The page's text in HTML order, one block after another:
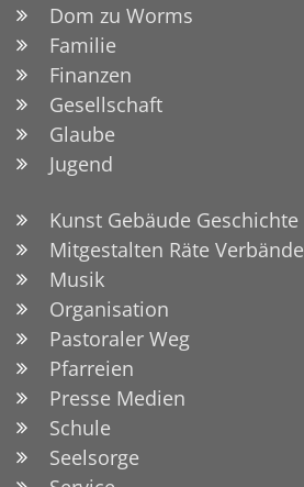
Dom zu Worms
Familie
Finanzen
Gesellschaft
Glaube
Jugend
Kunst Gebäude Geschichte
Mitgestalten Räte Verbände
Musik
Organisation
Pastoraler Weg
Pfarreien
Presse Medien
Schule
Seelsorge